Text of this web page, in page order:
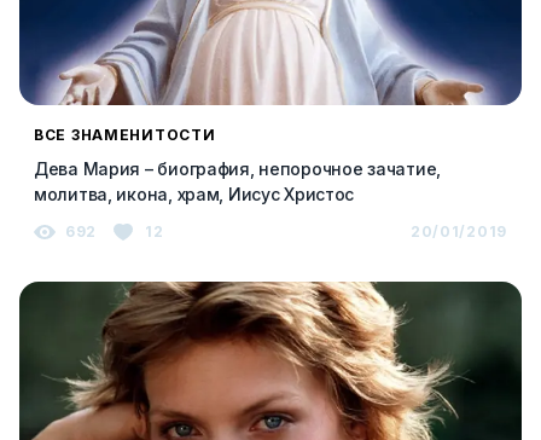
ВСЕ ЗНАМЕНИТОСТИ
Дева Мария – биография, непорочное зачатие,
молитва, икона, храм, Иисус Христос
692 12 20/01/2019